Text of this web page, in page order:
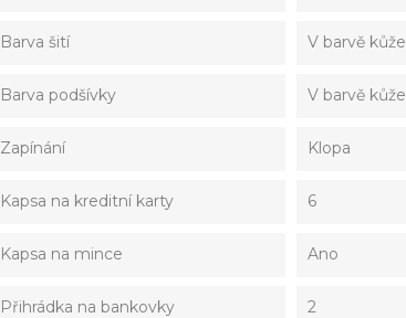
Barva šití V barvě kůže
Barva podšívky V barvě kůže
Zapínání Klopa
Kapsa na kreditní karty 6
Kapsa na mince Ano
Přihrádka na bankovky 2